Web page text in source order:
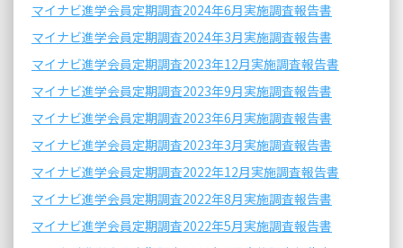
マイナビ進学会員定期調査2024年6月実施調査報告書
マイナビ進学会員定期調査2024年3月実施調査報告書
マイナビ進学会員定期調査2023年12月実施調査報告書
マイナビ進学会員定期調査2023年9月実施調査報告書
マイナビ進学会員定期調査2023年6月実施調査報告書
マイナビ進学会員定期調査2023年3月実施調査報告書
マイナビ進学会員定期調査2022年12月実施調査報告書
マイナビ進学会員定期調査2022年8月実施調査報告書
マイナビ進学会員定期調査2022年5月実施調査報告書